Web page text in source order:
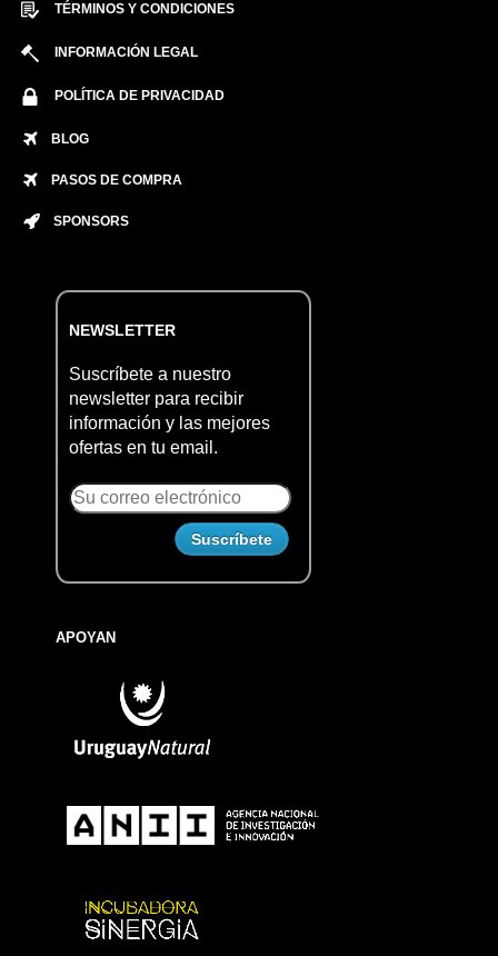
TÉRMINOS Y CONDICIONES
INFORMACIÓN LEGAL
POLÍTICA DE PRIVACIDAD
BLOG
PASOS DE COMPRA
SPONSORS
NEWSLETTER
Suscríbete a nuestro
newsletter para recibir
información y las mejores
ofertas en tu email.
APOYAN